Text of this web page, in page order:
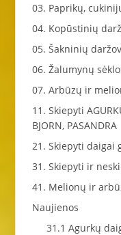
03. Paprikų,
04. Kopūstinių
05. Šakninių
06. Žalumynų
07. Arbūzų ir
11. Skiepyti
BJORN, PASANDRA
21. Skiepyti daigai
31. Skiepyti ir
41. Melionų ir
Naujienos
31.1 Agurkų